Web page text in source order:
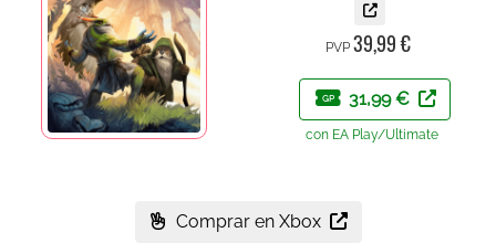
PVP 39,99 €
GP 31,99 €
con EA Play/Ultimate
Comprar en Xbox